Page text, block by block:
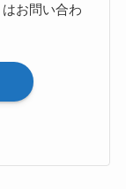
お問い合わ